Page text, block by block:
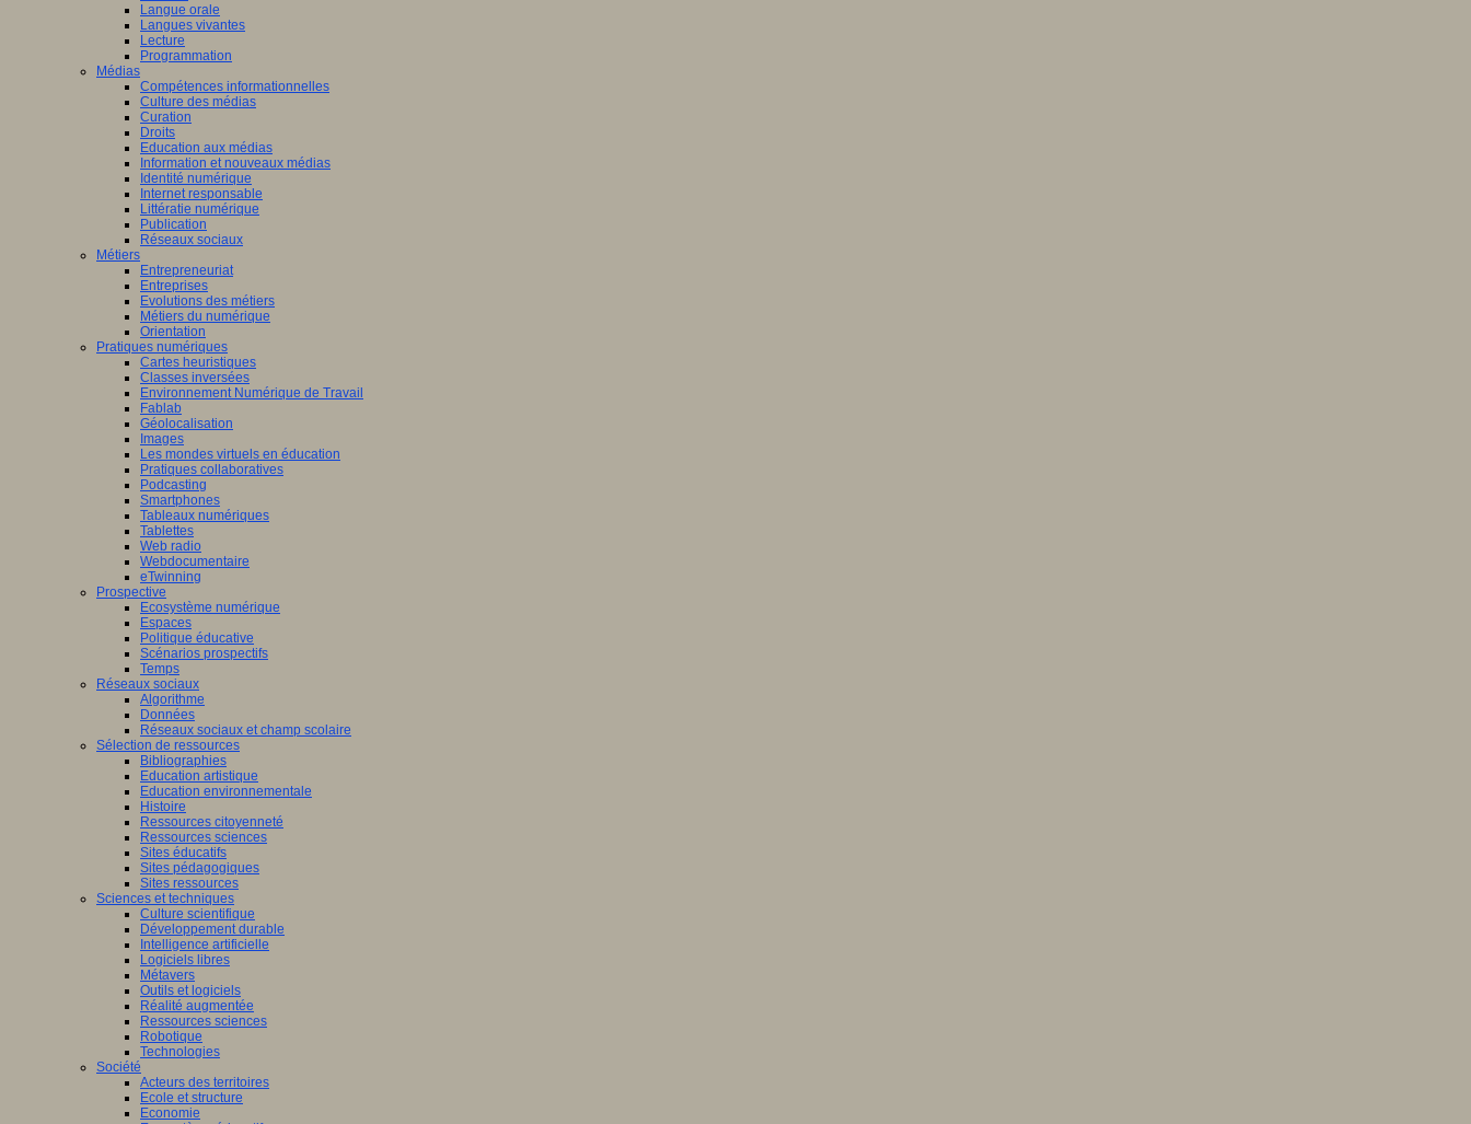
Langue orale
Langues vivantes
Lecture
Programmation
Médias
Compétences informationnelles
Culture des médias
Curation
Droits
Education aux médias
Information et nouveaux médias
Identité numérique
Internet responsable
Littératie numérique
Publication
Réseaux sociaux
Métiers
Entrepreneuriat
Entreprises
Evolutions des métiers
Métiers du numérique
Orientation
Pratiques numériques
Cartes heuristiques
Classes inversées
Environnement Numérique de Travail
Fablab
Géolocalisation
Images
Les mondes virtuels en éducation
Pratiques collaboratives
Podcasting
Smartphones
Tableaux numériques
Tablettes
Web radio
Webdocumentaire
eTwinning
Prospective
Ecosystème numérique
Espaces
Politique éducative
Scénarios prospectifs
Temps
Réseaux sociaux
Algorithme
Données
Réseaux sociaux et champ scolaire
Sélection de ressources
Bibliographies
Education artistique
Education environnementale
Histoire
Ressources citoyenneté
Ressources sciences
Sites éducatifs
Sites pédagogiques
Sites ressources
Sciences et techniques
Culture scientifique
Développement durable
Intelligence artificielle
Logiciels libres
Métavers
Outils et logiciels
Réalité augmentée
Ressources sciences
Robotique
Technologies
Société
Acteurs des territoires
Ecole et structure
Economie